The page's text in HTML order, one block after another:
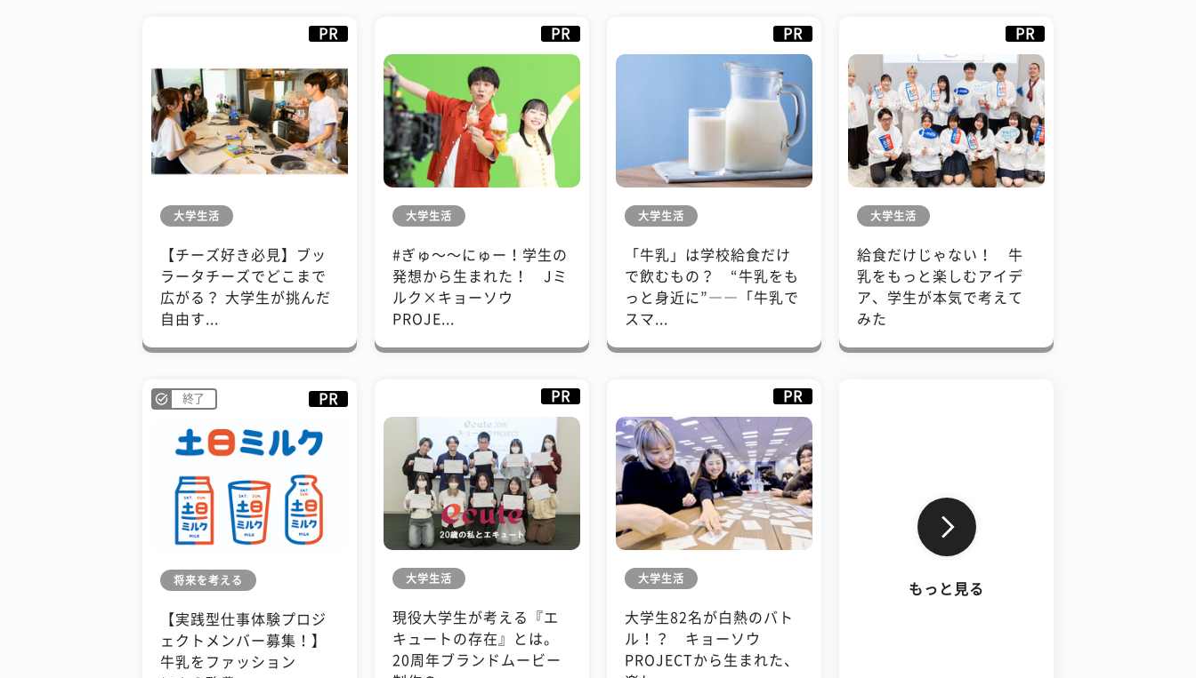
PR
大学生活
【チーズ好き必見】ブッ
ラータチーズでどこまで
広がる？ 大学生が挑んだ
自由す...
PR
大学生活
#ぎゅ〜〜にゅー！学生の
発想から生まれた！ Jミ
ルク×キョーソウ
PROJE...
PR
大学生活
「牛乳」は学校給食だけ
で飲むもの？ “牛乳をも
っと身近に”――「牛乳で
スマ...
PR
大学生活
給食だけじゃない！ 牛
乳をもっと楽しむアイデ
ア、学生が本気で考えて
みた
終了 PR
将来を考える
【実践型仕事体験プロジ
ェクトメンバー募集！】
牛乳をファッション
PR
大学生活
現役大学生が考える『エ
キュートの存在』とは。
20周年ブランドムービー
PR
大学生活
大学生82名が白熱のバト
ル！？ キョーソウ
PROJECTから生まれた、
もっと見る